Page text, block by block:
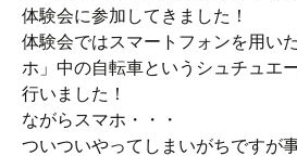
プ
体験会に参加してきました！
体験会ではスマートフォンを用い
ホ」中の自転車というシュチュエ
行いました！
ながらスマホ・・・
ついついやってしまいがちですが